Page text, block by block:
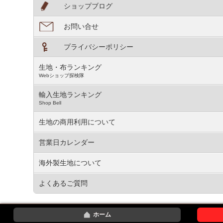
ショップブログ
お問い合せ
プライバシーポリシー
生地・布ランキング
Webショップ探検隊
輸入生地ランキング
Shop Bell
生地の商用利用について
営業日カレンダー
海外製生地について
よくあるご質問
ホーム